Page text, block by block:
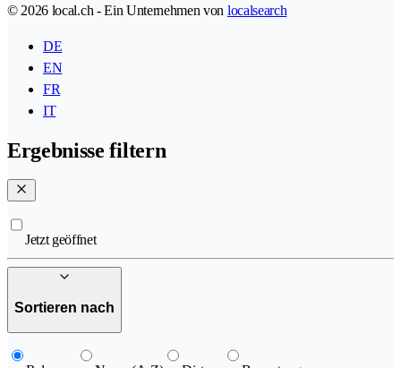
© 2026 local.ch - Ein Unternehmen von localsearch
DE
EN
FR
IT
Ergebnisse filtern
Jetzt geöffnet
Sortieren nach